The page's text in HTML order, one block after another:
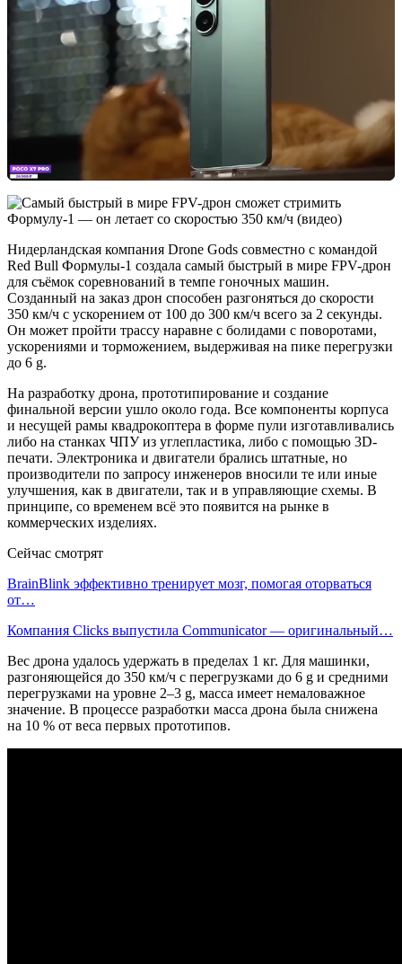
Нидерландская компания Drone Gods совместно с командой
Red Bull Формулы-1 создала самый быстрый в мире FPV-дрон
для съёмок соревнований в темпе гоночных машин.
Созданный на заказ дрон способен разгоняться до скорости
350 км/ч с ускорением от 100 до 300 км/ч всего за 2 секунды.
Он может пройти трассу наравне с болидами с поворотами,
ускорениями и торможением, выдерживая на пике перегрузки
до 6 g.
На разработку дрона, прототипирование и создание
финальной версии ушло около года. Все компоненты корпуса
и несущей рамы квадрокоптера в форме пули изготавливались
либо на станках ЧПУ из углепластика, либо с помощью 3D-
печати. Электроника и двигатели брались штатные, но
производители по запросу инженеров вносили те или иные
улучшения, как в двигатели, так и в управляющие схемы. В
принципе, со временем всё это появится на рынке в
коммерческих изделиях.
Сейчас смотрят
BrainBlink эффективно тренирует мозг, помогая оторваться
от…
Компания Clicks выпустила Communicator — оригинальный…
Вес дрона удалось удержать в пределах 1 кг. Для машинки,
разгоняющейся до 350 км/ч с перегрузками до 6 g и средними
перегрузками на уровне 2–3 g, масса имеет немаловажное
значение. В процессе разработки масса дрона была снижена
на 10 % от веса первых прототипов.